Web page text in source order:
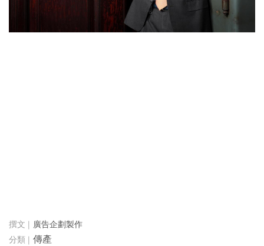
廣告企劃製作
傳產